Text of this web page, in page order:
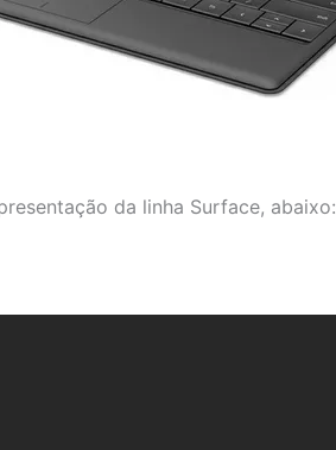
da linha Surface, abaixo: